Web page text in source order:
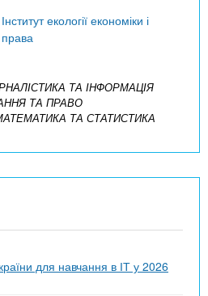
Інститут екології економіки і
права
ТА ІНФОРМАЦІЯ
ТА ПРАВО
ТА СТАТИСТИКА
для навчання в ІТ у 2026